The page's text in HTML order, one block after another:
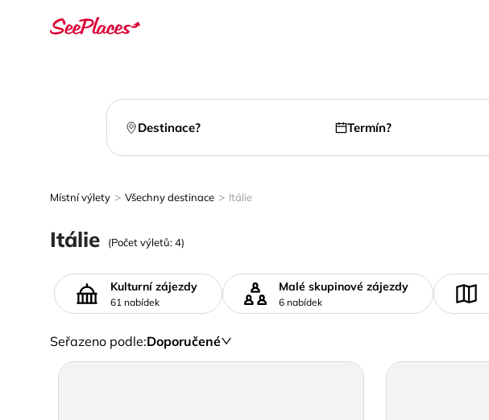
Destinace? Termín?
Místní výlety > Všechny destinace > Itálie
Itálie (Počet výletů: 4)
Kulturní zájezdy
61 nabídek
Malé skupinové zájezdy
6 nabídek
Seřazeno podle:Doporučené